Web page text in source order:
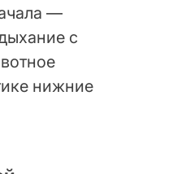
—
с
нижние